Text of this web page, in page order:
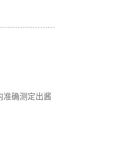
准确测定出酱